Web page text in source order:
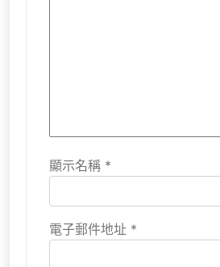
顯示名稱 *
電子郵件地址 *